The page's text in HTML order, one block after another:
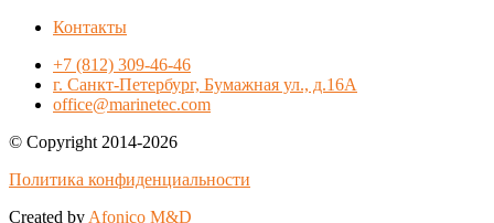
Контакты
+7 (812) 309-46-46
г. Санкт-Петербург, Бумажная ул., д.16А
office@marinetec.com
© Copyright 2014-2026
Политика конфиденциальности
Created by Afonico M&D